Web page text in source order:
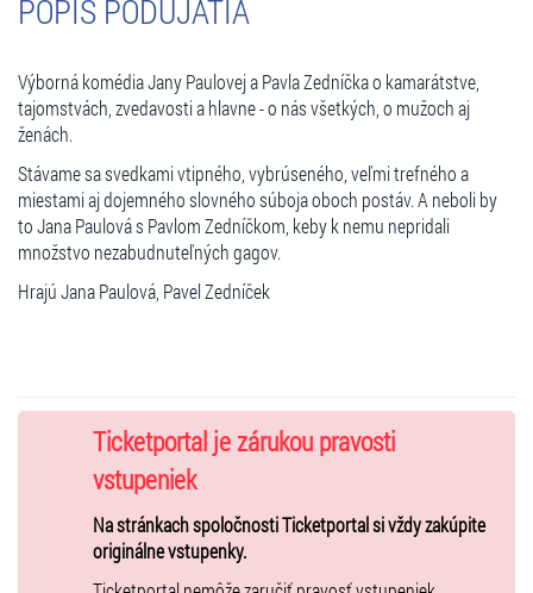
POPIS PODUJATIA
Výborná komédia Jany Paulovej a Pavla Zedníčka o kamarátstve,
tajomstvách, zvedavosti a hlavne - o nás všetkých, o mužoch aj
ženách.
Stávame sa svedkami vtipného, ​​vybrúseného, ​​veľmi trefného a
miestami aj dojemného slovného súboja oboch postáv. A neboli by
to Jana Paulová s Pavlom Zedníčkom, keby k nemu nepridali
množstvo nezabudnuteľných gagov.
Hrajú Jana Paulová, Pavel Zedníček
Ticketportal je zárukou pravosti
vstupeniek
Na stránkach spoločnosti Ticketportal si vždy zakúpite
originálne vstupenky.